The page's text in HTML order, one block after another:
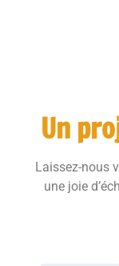
Un
Laissez-nous
une joie